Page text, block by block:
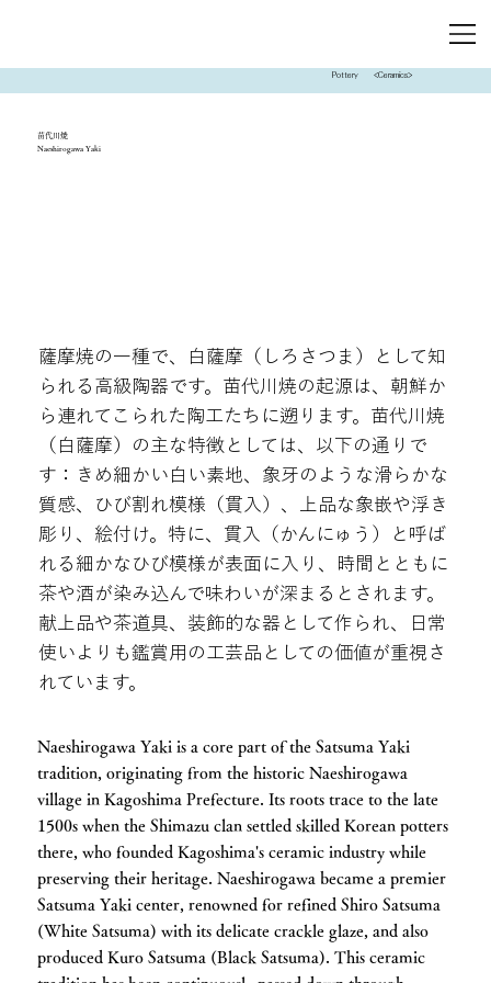
Pottery <Ceramics>
苗代川焼
Naeshirogawa Yaki
薩摩焼の一種で、白薩摩（しろさつま）として知
られる高級陶器です。苗代川焼の起源は、朝鮮か
ら連れてこられた陶工たちに遡ります。苗代川焼
（白薩摩）の主な特徴としては、以下の通りで
す：きめ細かい白い素地、象牙のような滑らかな
質感、ひび割れ模様（貫入）、上品な象嵌や浮き
彫り、絵付け。特に、貫入（かんにゅう）と呼ば
れる細かなひび模様が表面に入り、時間とともに
茶や酒が染み込んで味わいが深まるとされます。
献上品や茶道具、装飾的な器として作られ、日常
使いよりも鑑賞用の工芸品としての価値が重視さ
れています。
Naeshirogawa Yaki is a core part of the Satsuma Yaki
tradition, originating from the historic Naeshirogawa
village in Kagoshima Prefecture. Its roots trace to the late
1500s when the Shimazu clan settled skilled Korean potters
there, who founded Kagoshima's ceramic industry while
preserving their heritage. Naeshirogawa became a premier
Satsuma Yaki center, renowned for refined Shiro Satsuma
(White Satsuma) with its delicate crackle glaze, and also
produced Kuro Satsuma (Black Satsuma). This ceramic